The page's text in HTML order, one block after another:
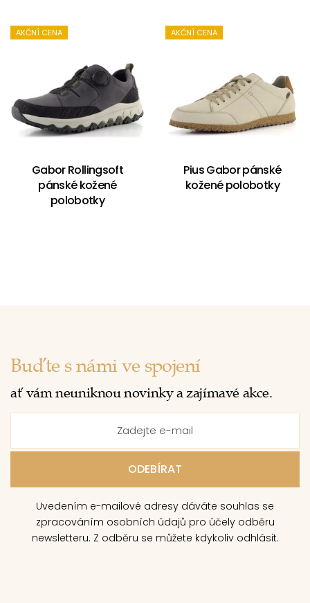
AKČNÍ CENA
Gabor Rollingsoft
pánské kožené
polobotky
AKČNÍ CENA
Pius Gabor pánské
kožené polobotky
Buďte s námi ve spojení
ať vám neuniknou novinky a zajímavé akce.
Uvedením e-mailové adresy dáváte souhlas se
zpracováním osobních údajů pro účely odběru
newsletteru. Z odběru se můžete kdykoliv odhlásit.